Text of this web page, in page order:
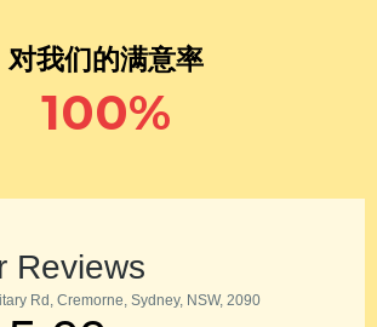
对我们的满意率
100%